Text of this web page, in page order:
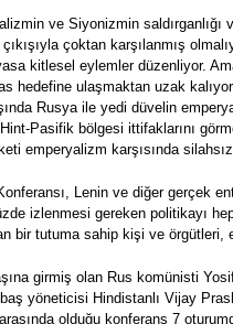
ve Siyonizmin
çoktan karşılanmış
kitlesel eylemler düzenliyor.
hedefine ulaşmaktan uzak
Rusya ile yedi düvelin
Pasifik bölgesi ittifaklarını
emperyalizm karşısında
Lenin ve diğer gerçek
izlenmesi gereken politikayı
bir tutuma sahip kişi ve örgütleri,
girmiş olan Rus komünisti
yöneticisi Hindistanlı Vijay
olduğu konferans 7